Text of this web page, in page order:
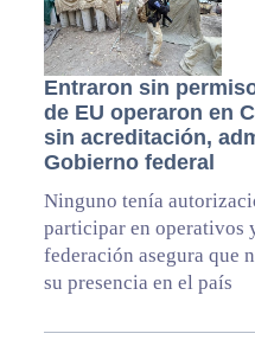
Entraron sin
de EU operaron en
sin acreditación,
Gobierno federal
Ninguno tenía
participar en operativos
federación asegura que
su presencia en el país